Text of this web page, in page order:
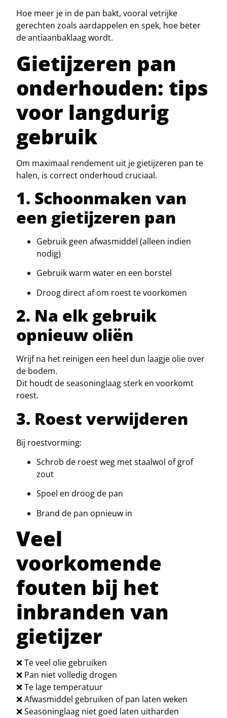
Hoe meer je in de pan bakt, vooral vetrijke
gerechten zoals aardappelen en spek, hoe beter
de antiaanbaklaag wordt.
Gietijzeren pan
onderhouden: tips
voor langdurig
gebruik
Om maximaal rendement uit je gietijzeren pan te
halen, is correct onderhoud cruciaal.
1. Schoonmaken van
een gietijzeren pan
Gebruik geen afwasmiddel (alleen indien
nodig)
Gebruik warm water en een borstel
Droog direct af om roest te voorkomen
2. Na elk gebruik
opnieuw oliën
Wrijf na het reinigen een heel dun laagje olie over
de bodem.
Dit houdt de seasoninglaag sterk en voorkomt
roest.
3. Roest verwijderen
Bij roestvorming:
Schrob de roest weg met staalwol of grof
zout
Spoel en droog de pan
Brand de pan opnieuw in
Veel
voorkomende
fouten bij het
inbranden van
gietijzer
❌ Te veel olie gebruiken
❌ Pan niet volledig drogen
❌ Te lage temperatuur
❌ Afwasmiddel gebruiken of pan laten weken
❌ Seasoninglaag niet goed laten uitharden